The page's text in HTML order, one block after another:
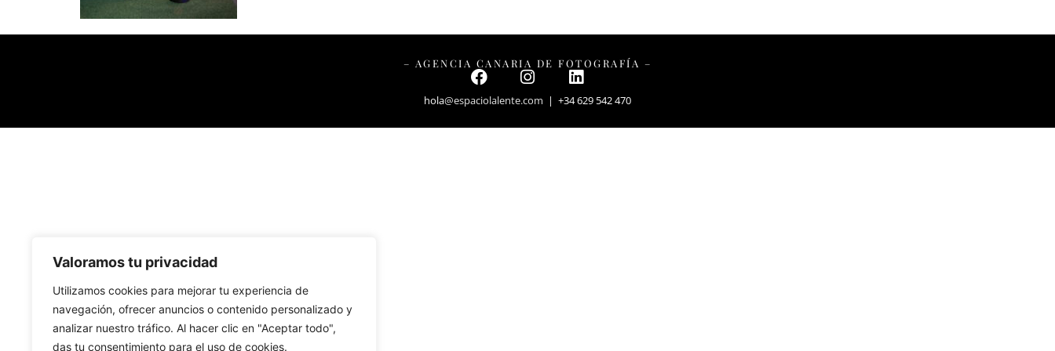
Valoramos tu privacidad
Utilizamos cookies para mejorar tu experiencia de
navegación, ofrecer anuncios o contenido personalizado y
analizar nuestro tráfico. Al hacer clic en "Aceptar todo",
das tu consentimiento para el uso de cookies.
– AGENCIA CANARIA DE FOTOGRAFÍA –
hola@espaciolalente.com | +34 629 542 470